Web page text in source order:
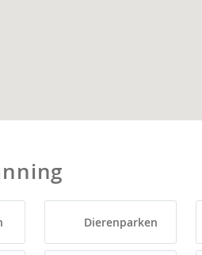
Dierenparken